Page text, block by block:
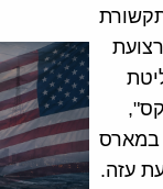
על אמצעי התקשורת
ב-14 באוגוסט 2006. הם הוחזקו בעזה במשך שבועיים והוכרחו להתאסלם באיומי אקדח.[10] ב-12 במארס
עזה.